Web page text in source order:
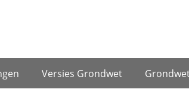
Versies Grondwet